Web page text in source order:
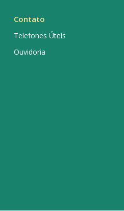
Contato
Telefones Úteis
Ouvidoria